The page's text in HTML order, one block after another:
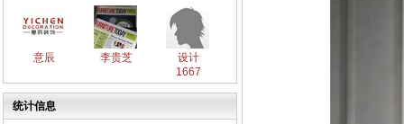
意辰 李贵芝
设计
1667
统计信息